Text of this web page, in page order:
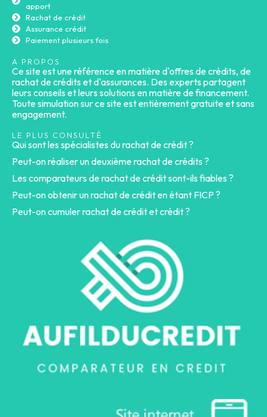
apport
Rachat de crédit
Assurance crédit
Paiement plusieurs fois
A PROPOS
Ce site est une référence en matière d'offres de crédits, de
rachat de crédits et d'assurances. Des experts partagent
leurs conseils et leurs solutions en matière de financement.
Toute simulation sur ce site est entièrement gratuite et sans
engagement.
LE PLUS CONSULTÉ
Qui sont les spécialistes du rachat de crédit ?
Peut-on réaliser un deuxième rachat de crédits ?
Les comparateurs de rachat de crédit sont-ils fiables ?
Peut-on obtenir un rachat de crédit en étant FICP ?
Peut-on cumuler rachat de crédit et crédit ?